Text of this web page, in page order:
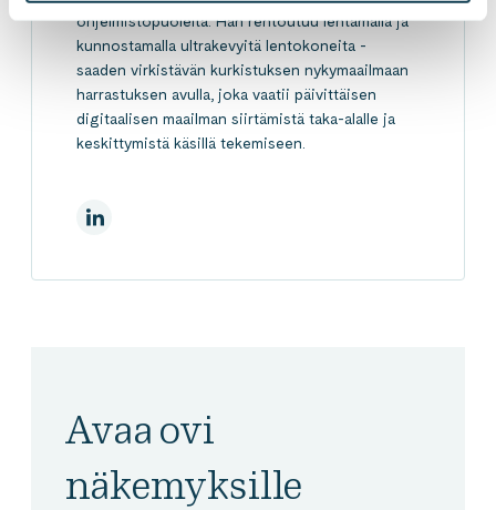
ohjelmistopuolelta. Hän rentoutuu lentämällä ja
kunnostamalla ultrakevyitä lentokoneita -
saaden virkistävän kurkistuksen nykymaailmaan
harrastuksen avulla, joka vaatii päivittäisen
digitaalisen maailman siirtämistä taka-alalle ja
keskittymistä käsillä tekemiseen.
LinkedInissä
Avaa ovi
näkemyksille